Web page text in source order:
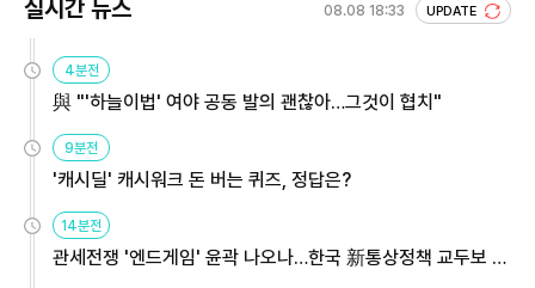
실시간 뉴스 08.08 18:33 UPDATE
4분전
與 "'하늘이법' 여야 공동 발의 괜찮아…그것이 협치"
9분전
'캐시딜' 캐시워크 돈 버는 퀴즈, 정답은?
14분전
관세전쟁 '엔드게임' 윤곽 나오나…한국 新통상정책 교두보 활